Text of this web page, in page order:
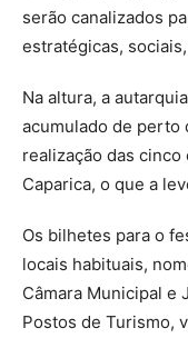
serão canalizados
estratégicas,
Na altura, a
acumulado de perto
realização das
Caparica, o que a
Os bilhetes para o
locais habituais,
Câmara Municipal e
Postos de Turismo,